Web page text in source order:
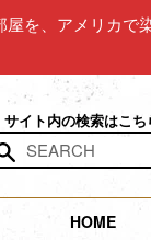
屋を、アメリカ
イト内の検索はこち
検
索
HOME